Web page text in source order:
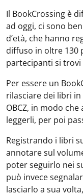
Il BookCrossing è
ad oggi, ci sono
d’età, che hanno
diffuso in oltre 130
partecipanti si trovi
Per essere un
rilasciare dei libri
OBCZ, in modo
leggerli, per poi
Registrando i libri
annotare sul
poter seguirlo nei
può invece
lasciarlo a sua